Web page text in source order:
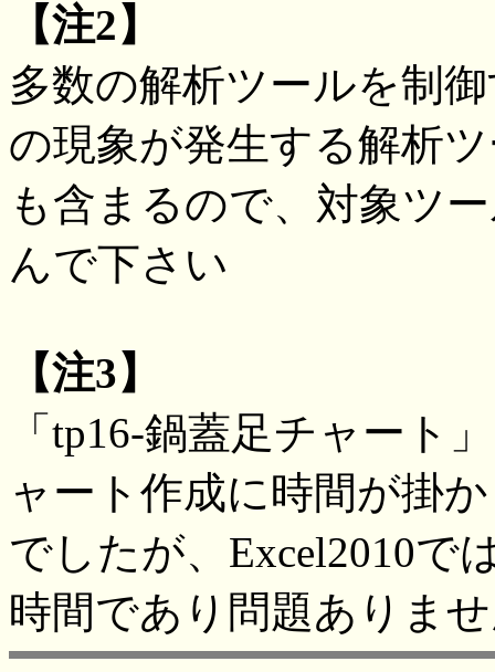
【注2】
多数の解析ツールを制
の現象が発生する解析
も含まるので、対象ツ
んで下さい
【注3】
「tp16-鍋蓋足チャート
ャート作成に時間が掛
でしたが、Excel2010で
時間であり問題ありま